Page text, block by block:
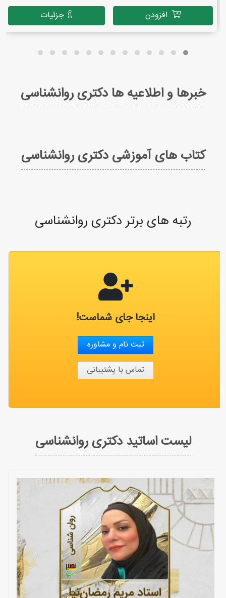
افزودن
جزئیات
خبرها و اطلاعیه ها دکتری روانشناسی
کتاب های آموزشی دکتری روانشناسی
رتبه های برتر دکتری روانشناسی
اینجا جای شماست!
ثبت نام و مشاوره
تماس با پشتیبانی
لیست اساتید دکتری روانشناسی